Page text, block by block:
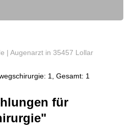
| Augenarzt in 35457 Lollar
1, Gesamt: 1
für